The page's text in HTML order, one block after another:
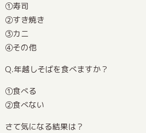
①寿司
②すき焼き
③カニ
④その他
Q.年越しそばを食べますか？
①食べる
②食べない
さて気になる結果は？